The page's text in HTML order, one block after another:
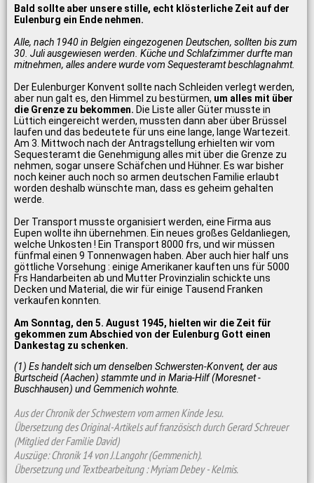
Bald sollte aber unsere stille, echt klösterliche Zeit auf der
Eulenburg ein Ende nehmen.
Alle, nach 1940 in Belgien eingezogenen Deutschen, sollten bis zum
30. Juli ausgewiesen werden. Küche und Schlafzimmer durfte man
mitnehmen, alles andere wurde vom Sequesteramt beschlagnahmt.
Der Eulenburger Konvent sollte nach Schleiden verlegt werden,
aber nun galt es, den Himmel zu bestürmen, um alles mit über
die Grenze zu bekommen. Die Liste aller Güter musste in
Lüttich eingereicht werden, mussten dann aber über Brüssel
laufen und das bedeutete für uns eine lange, lange Wartezeit.
Am 3. Mittwoch nach der Antragstellung erhielten wir vom
Sequesteramt die Genehmigung alles mit über die Grenze zu
nehmen, sogar unsere Schäfchen und Hühner. Es war bisher
noch keiner auch noch so armen deutschen Familie erlaubt
worden deshalb wünschte man, dass es geheim gehalten
werde.
Der Transport musste organisiert werden, eine Firma aus
Eupen wollte ihn übernehmen. Ein neues großes Geldanliegen,
welche Unkosten ! Ein Transport 8000 frs, und wir müssen
fünfmal einen 9 Tonnenwagen haben. Aber auch hier half uns
göttliche Vorsehung : einige Amerikaner kauften uns für 5000
Frs Handarbeiten ab und Mutter Provinzialin schickte uns
Decken und Material, die wir für einige Tausend Franken
verkaufen konnten.
Am Sonntag, den 5. August 1945, hielten wir die Zeit für
gekommen zum Abschied von der Eulenburg Gott einen
Dankestag zu schenken.
(1) Es handelt sich um denselben Schwersten-Konvent, der aus
Burtscheid (Aachen) stammte und in Maria-Hilf (Moresnet -
Buschhausen) und Gemmenich wohnte.
Aus der Chronik der Schwestern vom armen Kinde Jesu.
Übersetzung des Original-Artikels auf französisch durch Gerard Schreuer
(Mitglied der Familie David)
Auszüge: Chronik 14 von J.Langohr (Gemmenich).
Übersetzung und Textbearbeitung : Myriam Debey - Kelmis.